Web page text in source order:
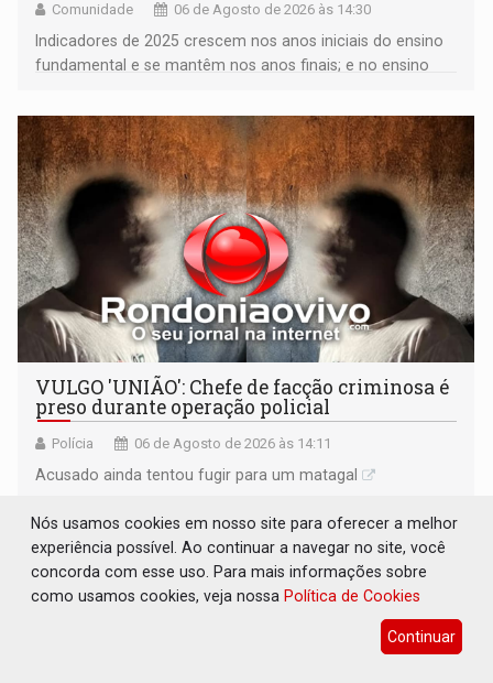
Comunidade 06 de Agosto de 2026 às 14:30
Indicadores de 2025 crescem nos anos iniciais do ensino
fundamental e se mantêm nos anos finais; e no ensino
VULGO 'UNIÃO': Chefe de facção criminosa é
preso durante operação policial
Polícia 06 de Agosto de 2026 às 14:11
Acusado ainda tentou fugir para um matagal
Nós usamos cookies em nosso site para oferecer a melhor
experiência possível. Ao continuar a navegar no site, você
concorda com esse uso. Para mais informações sobre
como usamos cookies, veja nossa Política de Cookies
Continuar